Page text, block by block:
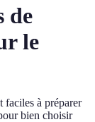
de
le
faciles à préparer
bien choisir